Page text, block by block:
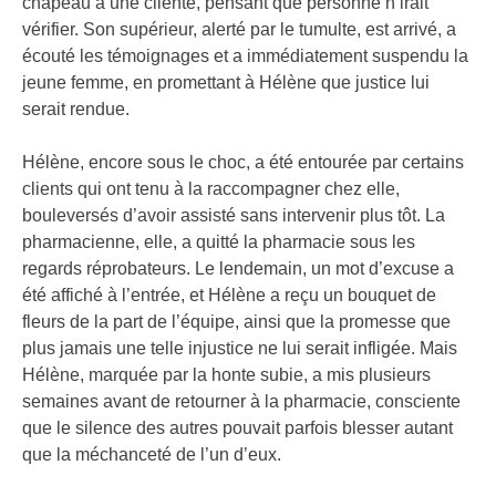
vérifier. Son supérieur, alerté par le tumulte, est arrivé, a
écouté les témoignages et a immédiatement suspendu la
jeune femme, en promettant à Hélène que justice lui
serait rendue.
Hélène, encore sous le choc, a été entourée par certains
clients qui ont tenu à la raccompagner chez elle,
bouleversés d’avoir assisté sans intervenir plus tôt. La
pharmacienne, elle, a quitté la pharmacie sous les
regards réprobateurs. Le lendemain, un mot d’excuse a
été affiché à l’entrée, et Hélène a reçu un bouquet de
fleurs de la part de l’équipe, ainsi que la promesse que
plus jamais une telle injustice ne lui serait infligée. Mais
Hélène, marquée par la honte subie, a mis plusieurs
semaines avant de retourner à la pharmacie, consciente
que le silence des autres pouvait parfois blesser autant
que la méchanceté de l’un d’eux.